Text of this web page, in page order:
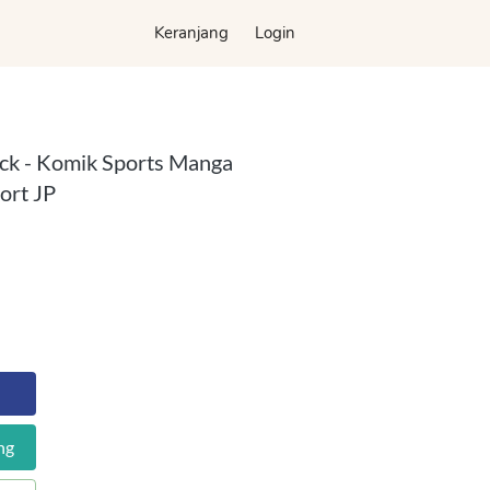
Keranjang Login
Keranjang Login
- Komik Sports Manga
JP